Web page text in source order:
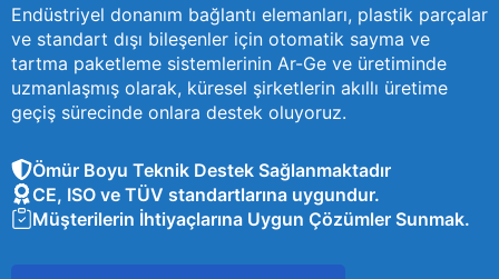
Endüstriyel donanım bağlantı elemanları, plastik parçalar
ve standart dışı bileşenler için otomatik sayma ve
tartma paketleme sistemlerinin Ar-Ge ve üretiminde
uzmanlaşmış olarak, küresel şirketlerin akıllı üretime
geçiş sürecinde onlara destek oluyoruz.
Ömür Boyu Teknik Destek Sağlanmaktadır
CE, ISO ve TÜV standartlarına uygundur.
Müşterilerin İhtiyaçlarına Uygun Çözümler Sunmak.